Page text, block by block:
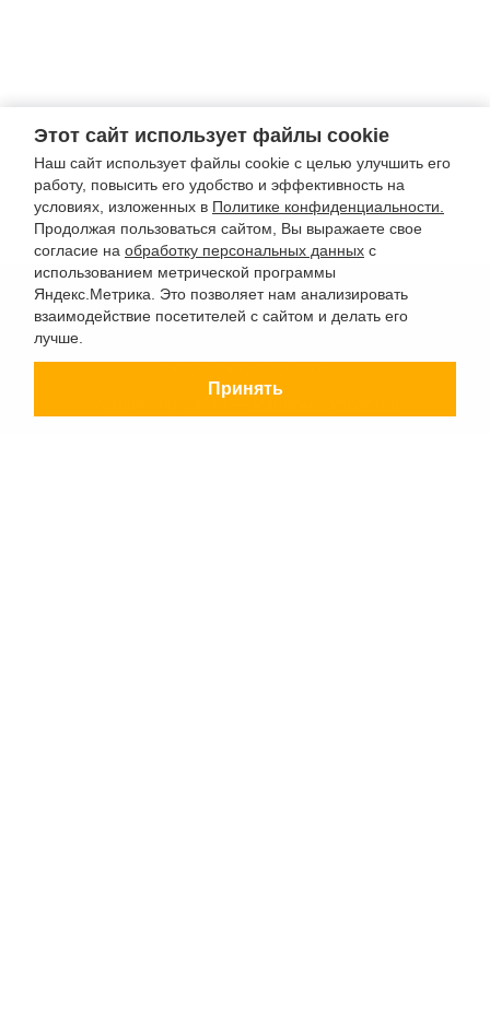
Разработка сайта —
Этот сайт использует файлы cookie
Наш сайт использует файлы cookie с целью улучшить его
работу, повысить его удобство и эффективность на
условиях, изложенных в Политике конфиденциальности.
Продолжая пользоваться сайтом, Вы выражаете свое
согласие на обработку персональных данных с
использованием метрической программы
Яндекс.Метрика. Это позволяет нам анализировать
взаимодействие посетителей с сайтом и делать его
лучше.
Принять